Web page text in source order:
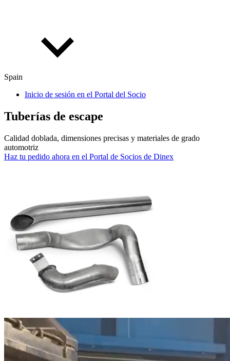
Spain
Inicio de sesión en el Portal del Socio
Tube­rías de escape
Calidad doblada, dimensiones precisas y materiales de grado
automotriz
Haz tu pedido ahora en el Portal de Socios de Dinex